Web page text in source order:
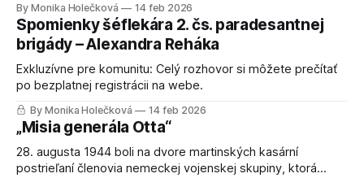
iba vďaka českému generálovi Josefovi Šnejdárkovi. Josef
Šnejdárek bol český vojak a dôstojník, ktorý slúžil najskôr v
rakúsko-uhorskej armáde a potom vo francúzskej
cudzineckej légii.
By Monika Holečková 14 feb 2026
Spomienky šéflekára 2. čs. paradesantnej
brigády – Alexandra Reháka
Exkluzívne pre komunitu: Celý rozhovor si môžete prečítať
po bezplatnej registrácii na webe.
By Monika Holečková 14 feb 2026
„Misia generála Otta“
28. augusta 1944 boli na dvore martinských kasární
postrieľaní členovia nemeckej vojenskej skupiny, ktorá